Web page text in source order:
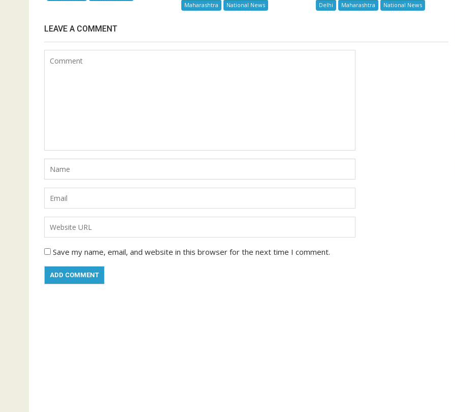
Maharashtra National News Delhi Maharashtra National News
LEAVE A COMMENT
Save my name, email, and website in this browser for the next time I comment.